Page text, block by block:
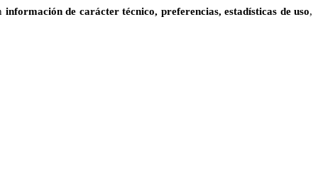
información de carácter técnico, preferencias, estadísticas de uso,